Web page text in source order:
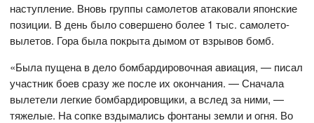
наступление. Вновь группы самолетов атаковали японские
позиции. В день было совершено более 1 тыс. самолето-
вылетов. Гора была покрыта дымом от взрывов бомб.
«Была пущена в дело бомбардировочная авиация, — писал
участник боев сразу же после их окончания. — Сначала
вылетели легкие бомбардировщики, а вслед за ними, —
тяжелые. На сопке вздымались фонтаны земли и огня. Во